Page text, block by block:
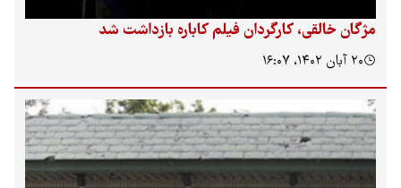
خالقی، کارگردان فیلم کاباره بازداشت شد